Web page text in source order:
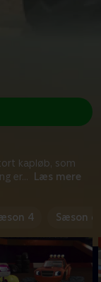
kapløb, som
er... Læs mere
4 Sæson 6